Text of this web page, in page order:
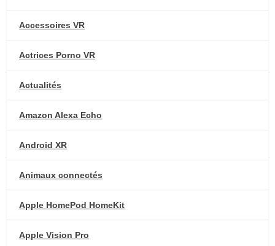
Accessoires VR
Actrices Porno VR
Actualités
Amazon Alexa Echo
Android XR
Animaux connectés
Apple HomePod HomeKit
Apple Vision Pro